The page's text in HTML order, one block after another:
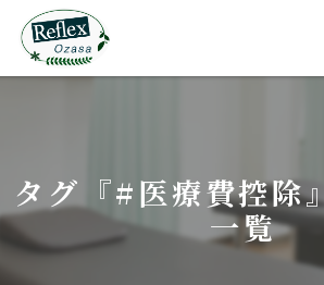
タグ『#医療費控除
一覧